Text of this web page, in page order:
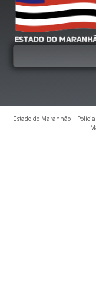
Estado do Maranhão –